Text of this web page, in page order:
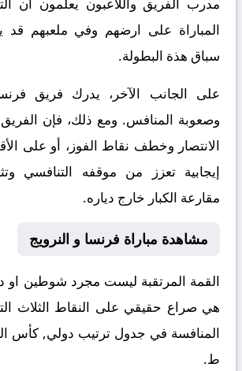
المباراة على ارضهم وفي ملعبهم قد
سباق هذة البطولة.
على الجانب الآخر، يدرك فريق
وصعوبة المنافس. ومع ذلك، فإن
الانتصار وخطف نقاط الفوز، أو على
إيجابية تعزز من موقفه التنافسي
مقارعة الكبار خارج دياره.
مشاهدة مباراة فرنسا و النرويج
القمة المرتقبة ليست مجرد شوطين او
هي صراع حقيقي على النقاط الثلاث
المنافسة في جدول ترتيب دولي, كأس
ط.